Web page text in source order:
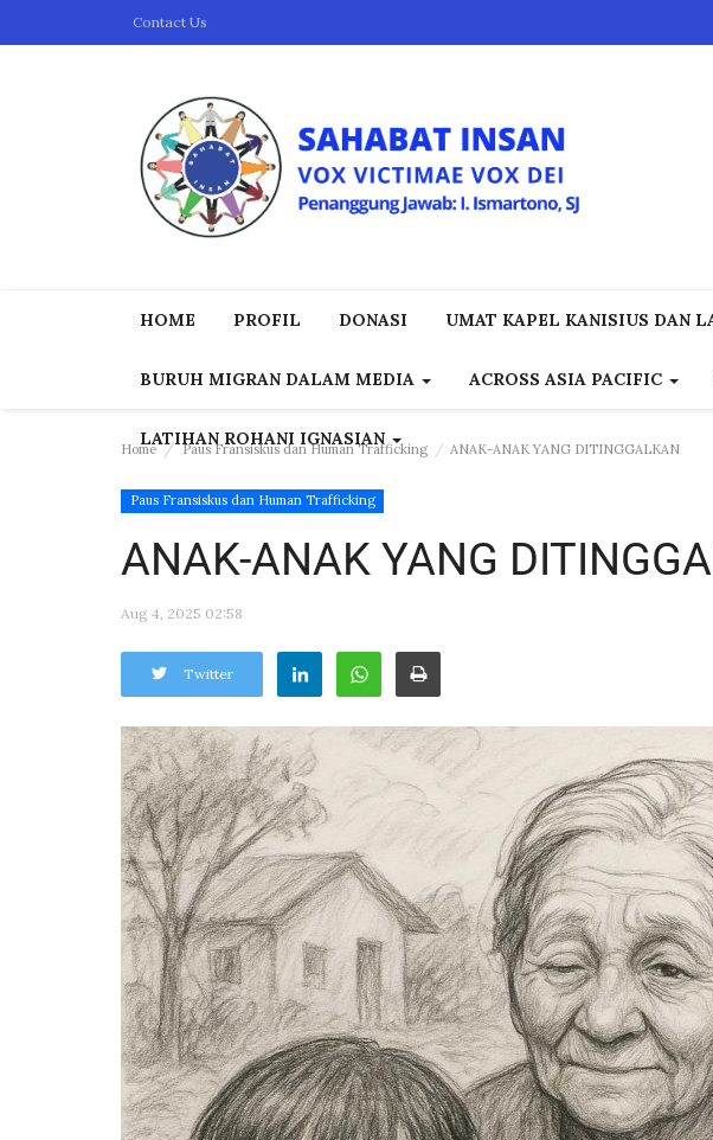
Contact Us
HOME PROFIL DONASI UMAT KAPEL KANISIUS DAN
BURUH MIGRAN DALAM MEDIA ACROSS ASIA PACIFIC
LATIHAN ROHANI IGNASIAN
Home Paus Fransiskus dan Human Trafficking ANAK-ANAK YANG DITINGGALKAN
Paus Fransiskus dan Human Trafficking
ANAK-ANAK YANG
Aug 4, 2025 02:58
Twitter